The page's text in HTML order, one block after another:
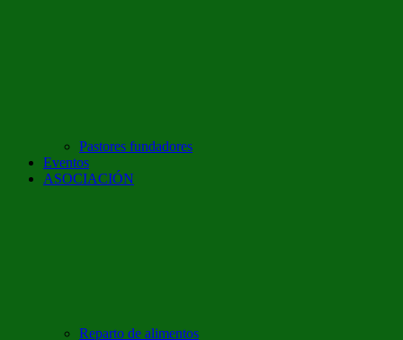
Pastores fundadores
Eventos
ASOCIACIÓN
Reparto de alimentos